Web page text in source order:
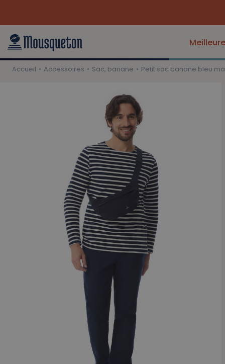
Accueil Accessoires Sac, banane Petit sac banane bleu